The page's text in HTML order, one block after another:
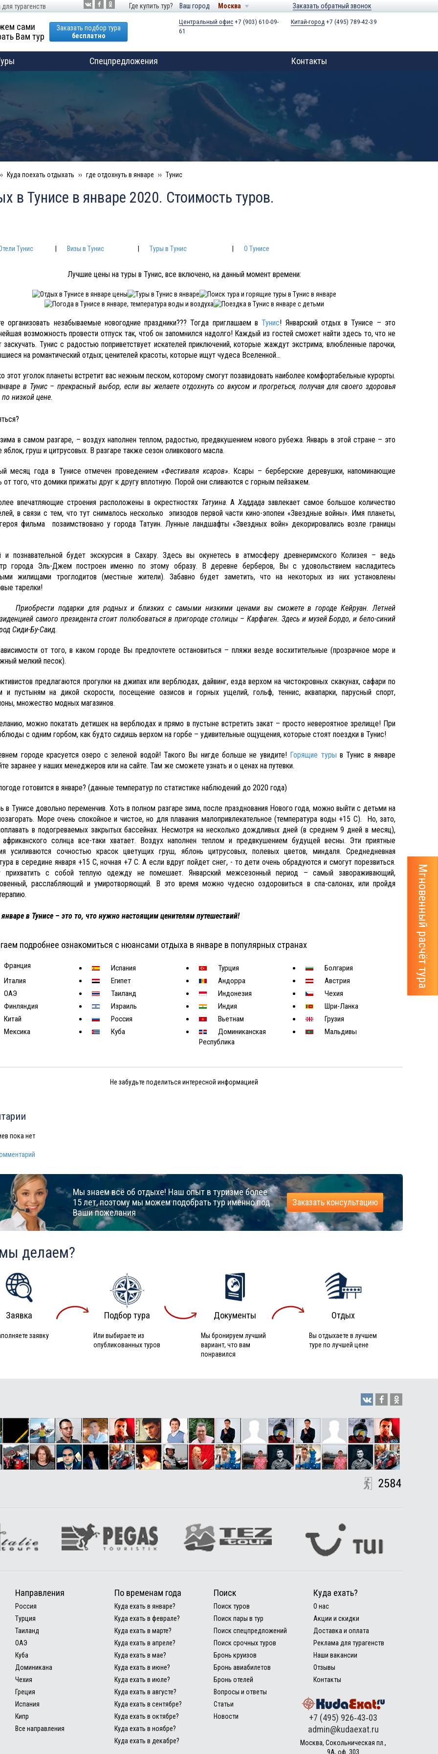
Мгновенный расчёт тура
турагенств Где купить тур? Ваш город Москва Заказать обратный звонок
сами
Вам тур
Заказать подбор тура
бесплатно
Центральный офис+7 (903) 610-09-
61
Китай-город+7 (495) 789-42-39
Спецпредложения Контакты
Куда поехать отдыхать где отдохнуть в январе Тунис
в Тунисе в январе 2020. Стоимость туров.
Тунис Визы в Тунис Туры в Тунис О Тунисе
Лучшие цены на туры в Тунис, все включено, на данный момент времени:
организовать незабываемые новогодние праздники??? Тогда приглашаем вТунис! Январский отдых в Тунисе – это
возможность провести отпуск так, чтоб он запомнился надолго! Каждый из гостей сможет найти здесь то, что не
заскучать. Тунис с радостью поприветствует искателей приключений, которые жаждут экстрима; влюбленные парочки,
на романтический отдых; ценителей красоты, которые ищут чудеса Вселенной…
этот уголок планеты встретит вас нежным песком, которому смогут позавидовать наиболее комфортабельные курорты.
в Тунис – прекрасный выбор, если вы желаете отдохнуть со вкусом и прогреться, получая для своего здоровья
низкой цене.
в самом разгаре, – воздух наполнен теплом, радостью, предвкушением нового рубежа. Январь в этой стране – это
яблок, груш и цитрусовых. В разгаре также сезон оливкового масла.
месяц года в Тунисе отмечен проведением«Фестиваля ксаров». Ксары – берберские деревушки, напоминающие
от того, что домики прижаты друг к другу вплотную. Порой они сливаются с горным пейзажем.
впечатляющие строения расположены в окрестностях Татуина. АХаддада завлекает самое большое количество
в связи с тем, что тут снималось несколько эпизодов первой части кино-эпопеи «Звездные войны». Имя планеты,
фильма позаимствовано у города Татуин. Лунные ландшафты «Звездных войн» декорировались возле границы
и познавательной будет экскурсия в Сахару. Здесь вы окунетесь в атмосферу древнеримского Колизея – ведь
города Эль-Джем построен именно по этому образу. В деревне берберов, Вы с удовольствием насладитесь
жилищами троглодитов (местные жители). Забавно будет заметить, что на некоторых из них установлены
тарелки!
Приобрести подарки для родных и близких с самыми низкими ценами вы сможете в городе Кейруан. Летней
самого президента стоит полюбоваться в пригороде столицы – Карфаген. Здесь и музей Бордо, и бело-синий
Сиди-Бу-Саид.
от того, в каком городе Вы предпочтете остановиться – пляжи везде восхитительные (прозрачное море и
мелкий песок).
предлагаются прогулки на джипах или верблюдах, дайвинг, езда верхом на чистокровных скакунах, сафари по
и пустыням на дикой скорости, посещение оазисов и горных ущелий, гольф, теннис, аквапарки, парусный спорт,
множество модных магазинов.
можно покатать детишек на верблюдах и прямо в пустыне встретить закат – просто невероятное зрелище! При
с одним горбом, как будто сидишь верхом на горбе – удивительные ощущения, которые стоят поездки в Тунис!
городе красуется озеро с зеленой водой! Такого Вы нигде больше не увидите! Горящие туры в Тунис в январе
заранее у наших менеджеров или на сайте. Там же сможете узнать и о ценах на путевки.
готовится в январе? (данные температур по статистике наблюдений до 2020 года)
в Тунисе довольно переменчив. Хоть в полном разгаре зима, после празднования Нового года, можно выйти с детьми на
Море очень спокойное и чистое, но для плавания малопривлекательное (температура воды +15 С). Но, зато,
в подогреваемых закрытых бассейнах. Несмотря на несколько дождливых дней (в среднем 9 дней в месяц),
африканского солнца все-таки хватает. Воздух наполнен теплом и предвкушением будущей весны. Эти приятные
усиливаются сочностью красок цветущих груш, яблонь цитрусовых, полевых цветов, миндаля. Среднедневная
в середине января +15 С, ночная +7 С. А если вдруг пойдет снег, - то дети очень обрадуются и смогут порезвиться.
прихватить с собой теплую одежду не помешает. Январский межсезонный период – самый завораживающий,
расслабляющий и умиротворяющий. В это время можно чудесно оздоровиться в спа-салонах, или пройдя
в Тунисе – это то, что нужно настоящим ценителям путешествий!
подробнее ознакомиться с нюансами отдыха в январе в популярных странах
Франция Испания Турция
Болгария
Италия
Египет Андорра
Австрия
ОАЭ
Таиланд Индонезия
Чехия
Финляндия
Израиль Индия
Шри-Ланка
Китай
Россия Вьетнам
Грузия
Мексика
Куба
Доминиканская
Республика
Мальдивы
Не забудьте поделиться интересной информацией
пока нет
Мы знаем всё об отдыхе! Наш опыт в туризме более
15 лет, поэтому мы можем подобрать тур именно под
Ваши пожелания
Заказать консультацию
делаем?
Заявка
заявку
Подбор тура
Или выбираете из
опубликованных туров
Документы
Мы бронируем лучший
вариант, что вам
понравился
Отдых
Вы отдыхаете в лучшем
туре по лучшей цене
Направления
Россия
Турция
Таиланд
ОАЭ
Куба
Доминикана
Чехия
Греция
Испания
Кипр
Все направления
По временам года
Куда ехать в январе?
Куда ехать в феврале?
Куда ехать в марте?
Куда ехать в апреле?
Куда ехать в мае?
Куда ехать в июне?
Куда ехать в июле?
Куда ехать в августе?
Куда ехать в сентябре?
Куда ехать в октябре?
Куда ехать в ноябре?
Куда ехать в декабре?
Поиск
Поиск туров
Поиск пары в тур
Поиск спецпредложений
Поиск срочных туров
Бронь круизов
Бронь авиабилетов
Бронь отелей
Вопросы и ответы
Статьи
Новости
Куда ехать?
О нас
Акции и скидки
Доставка и оплата
Реклама для турагенств
Наши вакансии
Отзывы
Контакты
+7 (495) 926‑43‑03
admin@kudaexat.ru
Москва, Сокольническая пл.,
9А, оф. 303